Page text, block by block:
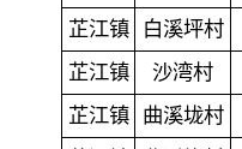
芷江镇
白溪坪村
芷江镇
沙湾村
芷江镇
曲溪垅村